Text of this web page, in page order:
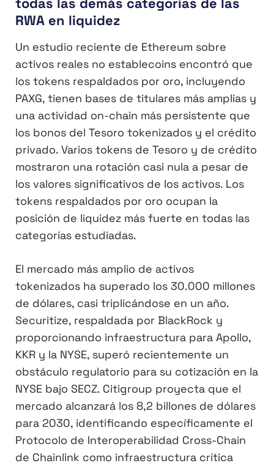
RWA en liquidez
Un estudio reciente de Ethereum sobre
activos reales no establecoins encontró que
los tokens respaldados por oro, incluyendo
PAXG, tienen bases de titulares más amplias y
una actividad on-chain más persistente que
los bonos del Tesoro tokenizados y el crédito
privado. Varios tokens de Tesoro y de crédito
mostraron una rotación casi nula a pesar de
los valores significativos de los activos. Los
tokens respaldados por oro ocupan la
posición de liquidez más fuerte en todas las
categorías estudiadas.
El mercado más amplio de activos
tokenizados ha superado los 30.000 millones
de dólares, casi triplicándose en un año.
Securitize, respaldada por BlackRock y
proporcionando infraestructura para Apollo,
KKR y la NYSE, superó recientemente un
obstáculo regulatorio para su cotización en la
NYSE bajo SECZ. Citigroup proyecta que el
mercado alcanzará los 8,2 billones de dólares
para 2030, identificando específicamente el
Protocolo de Interoperabilidad Cross-Chain
de Chainlink como infraestructura crítica